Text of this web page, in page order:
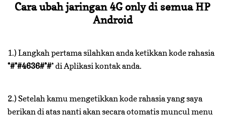
Cara ubah jaringan 4G only di semua HP
Android
1.) Langkah pertama silahkan anda ketikkan kode rahasia
*#*#4636#*#* di Aplikasi kontak anda.
2.) Setelah kamu mengetikkan kode rahasia yang saya
berikan di atas nanti akan secara otomatis muncul menu